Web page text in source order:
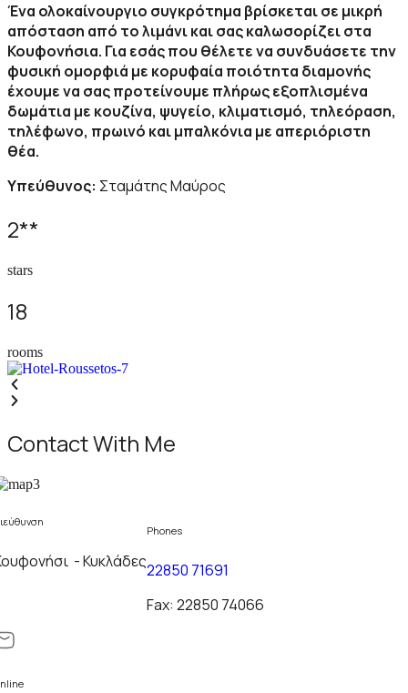
Ένα ολοκαίνουργιο συγκρότημα βρίσκεται σε μικρή
απόσταση από το λιμάνι και σας καλωσορίζει στα
Κουφονήσια. Για εσάς που θέλετε να συνδυάσετε την
φυσική ομορφιά με κορυφαία ποιότητα διαμονής
έχουμε να σας προτείνουμε πλήρως εξοπλισμένα
δωμάτια με κουζίνα, ψυγείο, κλιματισμό, τηλεόραση,
τηλέφωνο, πρωινό και μπαλκόνια με απεριόριστη
θέα.
Υπεύθυνος: Σταμάτης Μαύρος
2**
stars
18
rooms
Contact With Me
- Κυκλάδες
Phones
22850 71691
Fax: 22850 74066